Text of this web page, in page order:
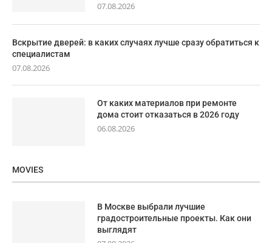
07.08.2026
Вскрытие дверей: в каких случаях лучше сразу обратиться к
специалистам
07.08.2026
От каких материалов при ремонте
дома стоит отказаться в 2026 году
06.08.2026
MOVIES
В Москве выбрали лучшие
градостроительные проекты. Как они
выглядят